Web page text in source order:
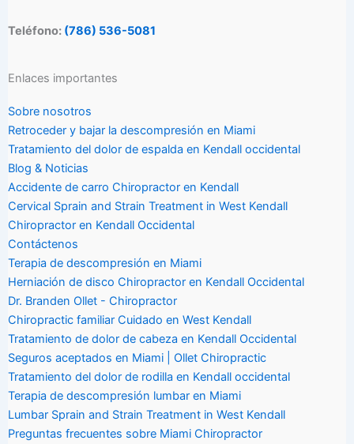
Teléfono: (786) 536-5081
Enlaces importantes
Sobre nosotros
Retroceder y bajar la descompresión en Miami
Tratamiento del dolor de espalda en Kendall occidental
Blog & Noticias
Accidente de carro Chiropractor en Kendall
Cervical Sprain and Strain Treatment in West Kendall
Chiropractor en Kendall Occidental
Contáctenos
Terapia de descompresión en Miami
Herniación de disco Chiropractor en Kendall Occidental
Dr. Branden Ollet - Chiropractor
Chiropractic familiar Cuidado en West Kendall
Tratamiento de dolor de cabeza en Kendall Occidental
Seguros aceptados en Miami | Ollet Chiropractic
Tratamiento del dolor de rodilla en Kendall occidental
Terapia de descompresión lumbar en Miami
Lumbar Sprain and Strain Treatment in West Kendall
Preguntas frecuentes sobre Miami Chiropractor